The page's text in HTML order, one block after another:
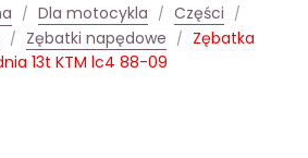
Dla motocykla
Części
Zębatki napędowe
Zębatka
13t KTM lc4 88-09